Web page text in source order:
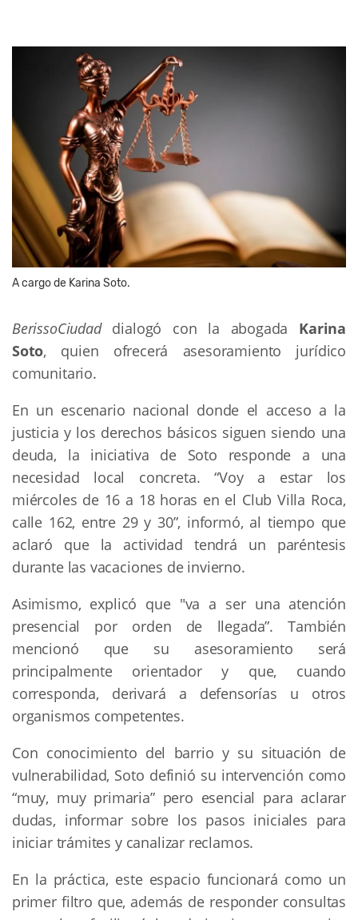
A cargo de Karina Soto.
BerissoCiudaddialogó con la abogada Karina
Soto, quien ofrecerá asesoramiento jurídico
comunitario.
En un escenario nacional donde el acceso a la
justicia y los derechos básicos siguen siendo una
deuda, la iniciativa de Soto responde a una
necesidad local concreta. “Voy a estar los
miércoles de 16 a 18 horas en el Club Villa Roca,
calle 162, entre 29 y 30”, informó, al tiempo que
aclaró que la actividad tendrá un paréntesis
durante las vacaciones de invierno.
Asimismo, explicó que "va a ser una atención
presencial por orden de llegada”. También
mencionó que su asesoramiento será
principalmente orientador y que, cuando
corresponda, derivará a defensorías u otros
organismos competentes.
Con conocimiento del barrio y su situación de
vulnerabilidad, Soto definió su intervención como
“muy, muy primaria” pero esencial para aclarar
dudas, informar sobre los pasos iniciales para
iniciar trámites y canalizar reclamos.
En la práctica, este espacio funcionará como un
primer filtro que, además de responder consultas